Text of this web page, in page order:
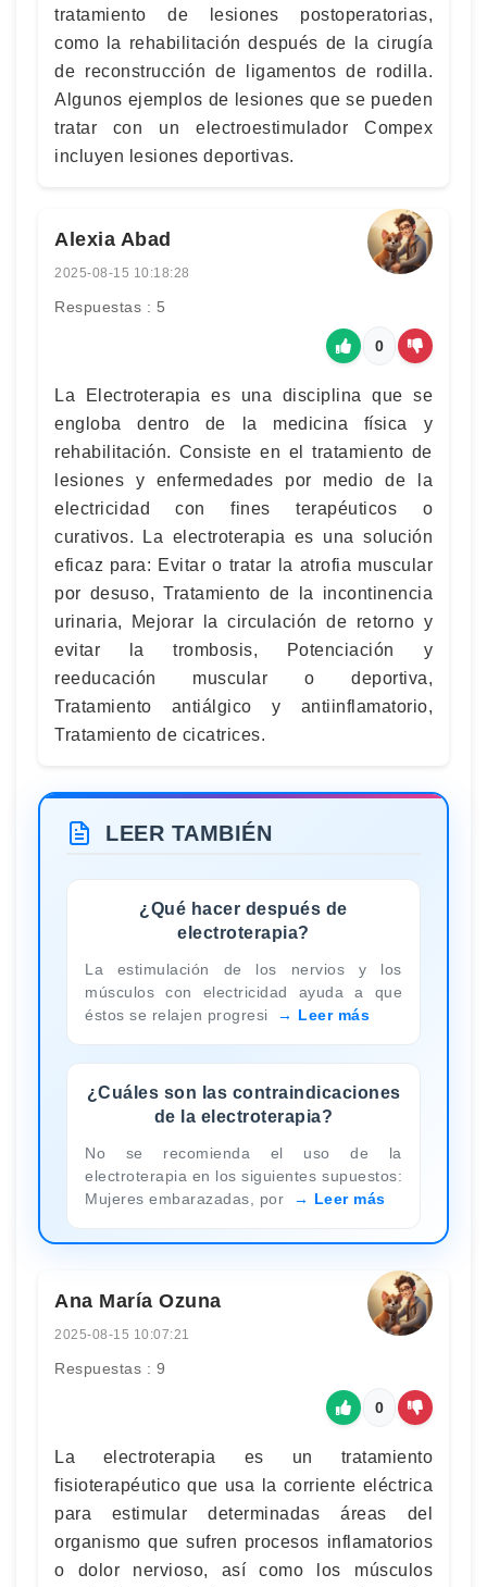
tratamiento de lesiones postoperatorias,
como la rehabilitación después de la cirugía
de reconstrucción de ligamentos de rodilla.
Algunos ejemplos de lesiones que se pueden
tratar con un electroestimulador Compex
incluyen lesiones deportivas.
Alexia Abad
2025-08-15 10:18:28
Respuestas : 5
0
La Electroterapia es una disciplina que se
engloba dentro de la medicina física y
rehabilitación. Consiste en el tratamiento de
lesiones y enfermedades por medio de la
electricidad con fines terapéuticos o
curativos. La electroterapia es una solución
eficaz para: Evitar o tratar la atrofia muscular
por desuso, Tratamiento de la incontinencia
urinaria, Mejorar la circulación de retorno y
evitar la trombosis, Potenciación y
reeducación muscular o deportiva,
Tratamiento antiálgico y antiinflamatorio,
Tratamiento de cicatrices.
LEER TAMBIÉN
¿Qué hacer después de
electroterapia?
La estimulación de los nervios y los
músculos con electricidad ayuda a que
éstos se relajen progresi
Leer más
¿Cuáles son las contraindicaciones
de la electroterapia?
No se recomienda el uso de la
electroterapia en los siguientes supuestos:
Mujeres embarazadas, por
Leer más
Ana María Ozuna
2025-08-15 10:07:21
Respuestas : 9
0
La electroterapia es un tratamiento
fisioterapéutico que usa la corriente eléctrica
para estimular determinadas áreas del
organismo que sufren procesos inflamatorios
o dolor nervioso, así como los músculos